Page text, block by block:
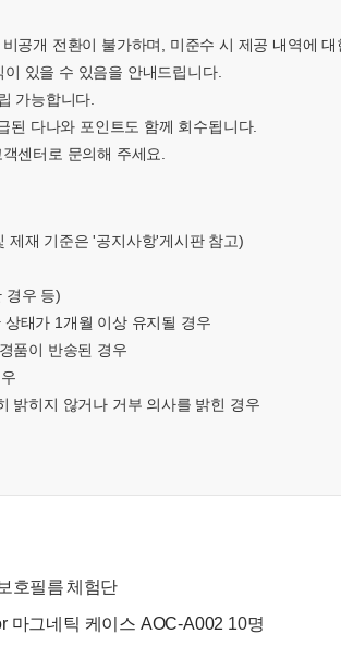
공개 전환이 불가하며, 미준수 시 제공 내역에
있을 수 있음을 안내드립니다.
가능합니다.
된 다나와 포인트도 함께 회수됩니다.
센터로 문의해 주세요.
제재 기준은 '공지사항'게시판 참고)
경우 등)
태가 1개월 이상 유지될 경우
품이 반송된 경우
밝히지 않거나 거부 의사를 밝힌 경우
호필름 체험단
마그네틱 케이스 AOC-A002 10명